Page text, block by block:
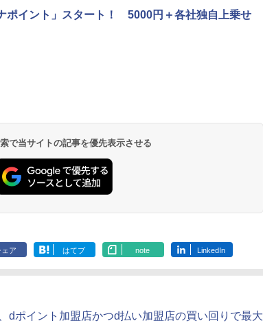
ポイント」スタート！ 5000円＋各社独自上乗せ
で当サイトの記事を優先表示させる
ェア はてブ note LinkedIn
dポイント加盟店かつd払い加盟店の買い回りで最大